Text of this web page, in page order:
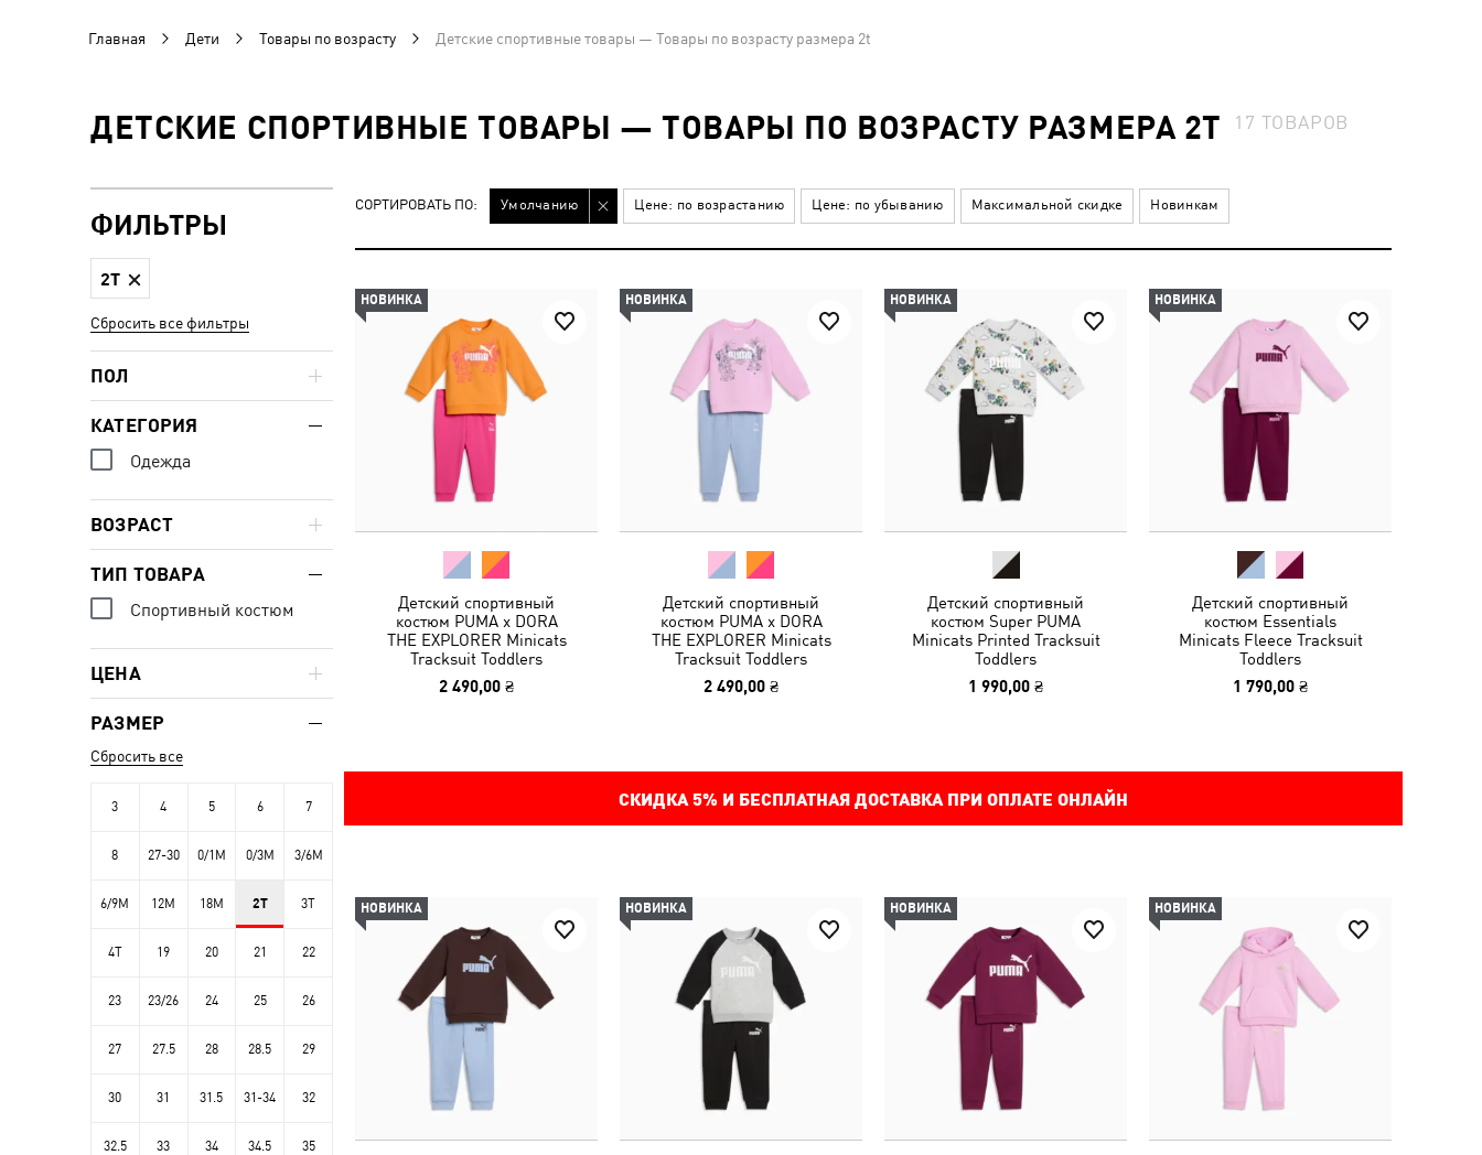
Главная Дети Товары по возрасту Детские спортивные товары — Товары по возрасту размера 2t
ДЕТСКИЕ СПОРТИВНЫЕ ТОВАРЫ — ТОВАРЫ ПО ВОЗРАСТУ РАЗМЕРА 2T 17 ТОВАРОВ
СОРТИРОВАТЬ ПО: Умолчанию Цене: по возрастанию Цене: по убыванию Максимальной скидке Новинкам
НОВИНКА
Детский спортивный
костюм PUMA x DORA
THE EXPLORER Minicats
Tracksuit Toddlers
2 490,00 ₴
НОВИНКА
Детский спортивный
костюм PUMA x DORA
THE EXPLORER Minicats
Tracksuit Toddlers
2 490,00 ₴
НОВИНКА
Детский спортивный
костюм Super PUMA
Minicats Printed Tracksuit
Toddlers
1 990,00 ₴
НОВИНКА
Детский спортивный
костюм Essentials
Minicats Fleece Tracksuit
Toddlers
1 790,00 ₴
СКИДКА 5% И БЕСПЛАТНАЯ ДОСТАВКА ПРИ ОПЛАТЕ ОНЛАЙН
НОВИНКА НОВИНКА НОВИНКА НОВИНКА
ФИЛЬТРЫ
2T
Сбросить все фильтры
ПОЛ
КАТЕГОРИЯ
Одежда
ВОЗРАСТ
ТИП ТОВАРА
Спортивный костюм
ЦЕНА
РАЗМЕР
Сбросить все
3 4 5 6 7
8 27-30 0/1M 0/3M 3/6M
6/9M 12M 18M 2T 3T
4T 19 20 21 22
23 23/26 24 25 26
27 27.5 28 28.5 29
30 31 31.5 31-34 32
32.5 33 34 34.5 35